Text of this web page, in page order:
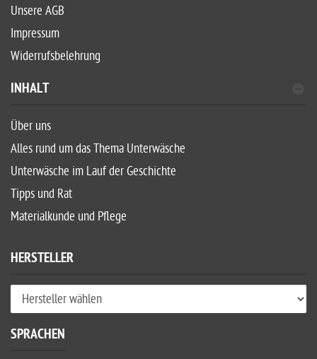
Unsere AGB
Impressum
Widerrufsbelehrung
INHALT
Über uns
Alles rund um das Thema Unterwäsche
Unterwäsche im Lauf der Geschichte
Tipps und Rat
Materialkunde und Pflege
HERSTELLER
SPRACHEN